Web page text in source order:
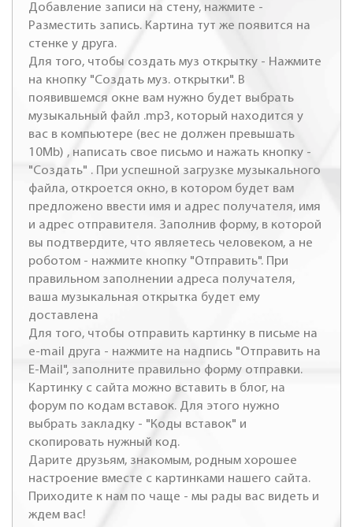
Добавление записи на стену, нажмите -
Разместить запись. Картина тут же появится на
стенке у друга.
Для того, чтобы создать муз открытку - Нажмите
на кнопку "Создать муз. открытки". В
появившемся окне вам нужно будет выбрать
музыкальный файл .mp3, который находится у
вас в компьютере (вес не должен превышать
10Mb) , написать свое письмо и нажать кнопку -
"Создать" . При успешной загрузке музыкального
файла, откроется окно, в котором будет вам
предложено ввести имя и адрес получателя, имя
и адрес отправителя. Заполнив форму, в которой
вы подтвердите, что являетесь человеком, а не
роботом - нажмите кнопку "Отправить". При
правильном заполнении адреса получателя,
ваша музыкальная открытка будет ему
доставлена
Для того, чтобы отправить картинку в письме на
e-mail друга - нажмите на надпись "Отправить на
E-Mail", заполните правильно форму отправки.
Картинку с сайта можно вставить в блог, на
форум по кодам вставок. Для этого нужно
выбрать закладку - "Коды вставок" и
скопировать нужный код.
Дарите друзьям, знакомым, родным хорошее
настроение вместе с картинками нашего сайта.
Приходите к нам по чаще - мы рады вас видеть и
ждем вас!